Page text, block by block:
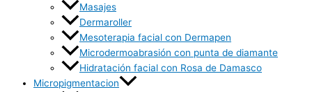
Masajes
Dermaroller
Mesoterapia facial con Dermapen
Microdermoabrasión con punta de diamante
Hidratación facial con Rosa de Damasco
Micropigmentacion